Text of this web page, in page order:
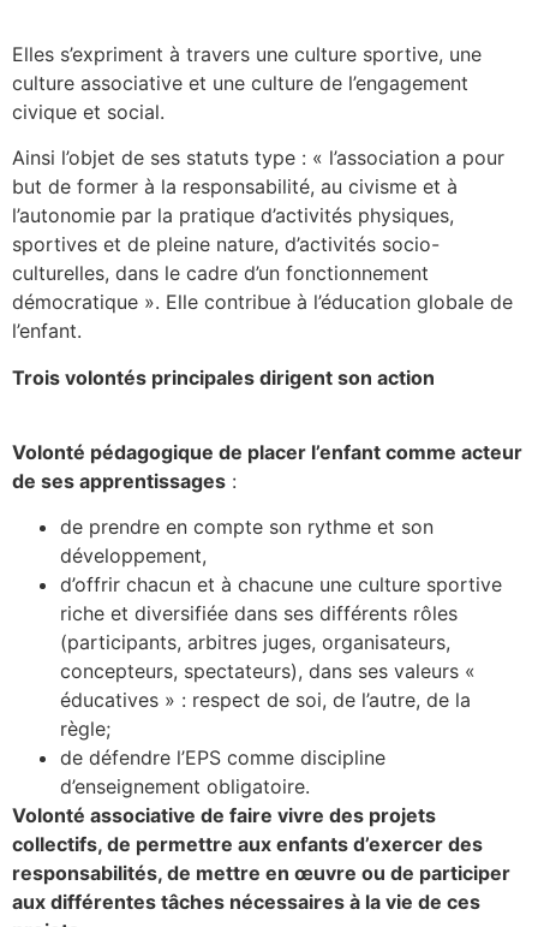
Elles s’expriment à travers une culture sportive, une
culture associative et une culture de l’engagement
civique et social.
Ainsi l’objet de ses statuts type : « l’association a pour
but de former à la responsabilité, au civisme et à
l’autonomie par la pratique d’activités physiques,
sportives et de pleine nature, d’activités socio-
culturelles, dans le cadre d’un fonctionnement
démocratique ». Elle contribue à l’éducation globale de
l’enfant.
Trois volontés principales dirigent son action
Volonté pédagogique de placer l’enfant comme acteur
de ses apprentissages :
de prendre en compte son rythme et son
développement,
d’offrir chacun et à chacune une culture sportive
riche et diversifiée dans ses différents rôles
(participants, arbitres juges, organisateurs,
concepteurs, spectateurs), dans ses valeurs «
éducatives » : respect de soi, de l’autre, de la
règle;
de défendre l’EPS comme discipline
d’enseignement obligatoire.
Volonté associative de faire vivre des projets
collectifs, de permettre aux enfants d’exercer des
responsabilités, de mettre en œuvre ou de participer
aux différentes tâches nécessaires à la vie de ces